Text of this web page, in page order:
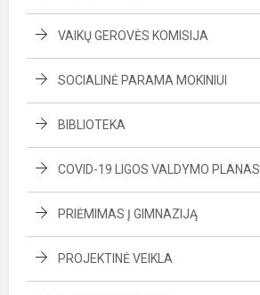
VAIKŲ GEROVĖS KOMISIJA
SOCIALINĖ PARAMA MOKINIUI
BIBLIOTEKA
COVID-19 LIGOS VALDYMO PLANAS
PRIĖMIMAS Į GIMNAZIJĄ
PROJEKTINĖ VEIKLA